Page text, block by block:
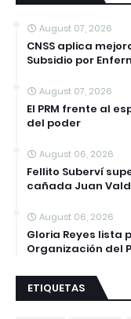
August 07, 2026
CNSS aplica
Subsidio por
August 07, 2026
El PRM frente al
del poder
August 06, 2026
Fellito Suberví
cañada Juan
August 06, 2026
Gloria Reyes lista
Organización del
ETIQUETAS